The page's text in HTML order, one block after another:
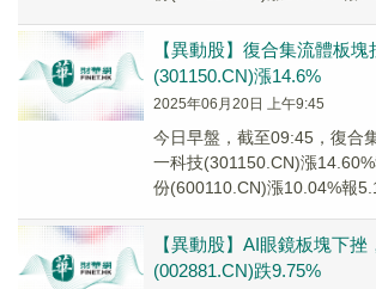
【異動股】復合集流體板
(301150.CN)漲14.6%
2025年06月20日 上午9:45
今日早盤，截至09:45，復合
一科技(301150.CN)漲
份(600110.CN)漲10.04%報
【異動股】AI眼鏡板塊下挫
(002881.CN)跌9.75%